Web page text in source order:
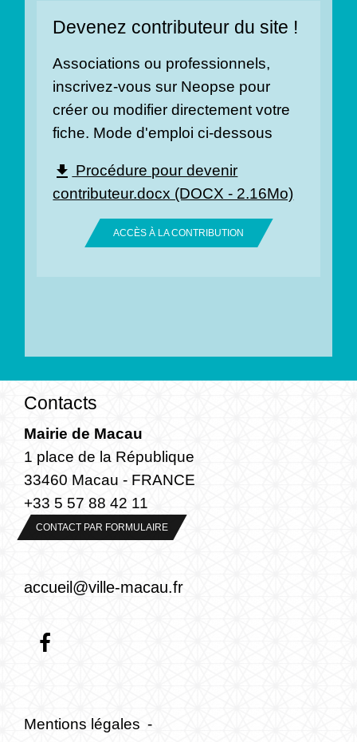
Devenez contributeur du site !
Associations ou professionnels,
inscrivez-vous sur Neopse pour
créer ou modifier directement votre
fiche. Mode d'emploi ci-dessous
file_download Procédure pour devenir
contributeur.docx (DOCX - 2.16Mo)
ACCÈS À LA CONTRIBUTION
Contacts
Mairie de Macau
1 place de la République
33460 Macau - FRANCE
+33 5 57 88 42 11
CONTACT PAR FORMULAIRE
accueil@ville-macau.fr
Mentions légales -